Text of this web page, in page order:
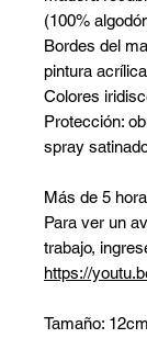
(100%
Bordes del
pintura
Colores
Protección:
spray
Más de 5
Para ver un
trabajo,
https://
Tamaño: